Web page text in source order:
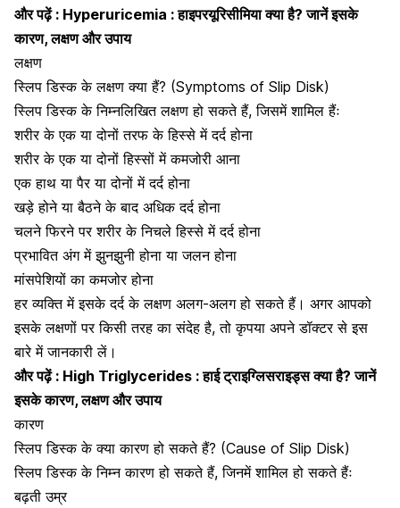
और पढ़ें : Hyperuricemia : हाइपरयूरिसीमिया क्या है? जानें इसके
कारण, लक्षण और उपाय
लक्षण
स्लिप डिस्क के लक्षण क्या हैं? (Symptoms of Slip Disk)
स्लिप डिस्क के निम्नलिखित लक्षण हो सकते हैं, जिसमें शामिल हैंः
शरीर के एक या दोनों तरफ के हिस्से में दर्द होना
शरीर के एक या दोनों हिस्सों में कमजोरी आना
एकहाथ या पैर या दोनों में दर्द होना
खड़े होने या बैठने के बाद अधिक दर्द होना
चलने फिरने पर शरीर के निचले हिस्से में दर्द होना
प्रभावित अंग में झुनझुनी होना या जलन होना
मांसपेशियों का कमजोर होना
हर व्यक्ति में इसके दर्द के लक्षण अलग-अलग हो सकते हैं। अगर आपको
इसके लक्षणों पर किसी तरह का संदेह है, तो कृपया अपने डॉक्टर से इस
बारे में जानकारी लें।
और पढ़ें : High Triglycerides : हाई ट्राइग्लिसराइड्स क्या है? जानें
इसके कारण, लक्षण और उपाय
कारण
स्लिप डिस्क के क्या कारण हो सकते हैं? (Cause of Slip Disk)
स्लिप डिस्क के निम्न कारण हो सकते हैं, जिनमें शामिल हो सकते हैंः
बढ़ती उम्र